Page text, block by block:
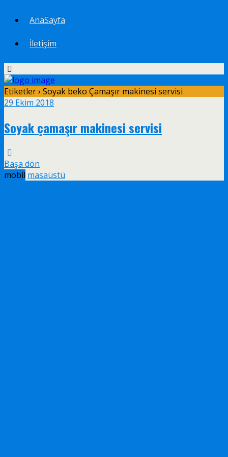
AnaSayfa
İletişim
Etiketler › Soyak beko Çamaşır makinesi servisi
29 Ekim 2018
Soyak çamaşır makinesi servisi
Başa dön
mobil masaüstü